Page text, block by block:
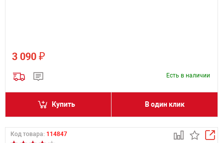
3 090 ₽
Есть в наличии
Купить В один клик
Код товара: 114847